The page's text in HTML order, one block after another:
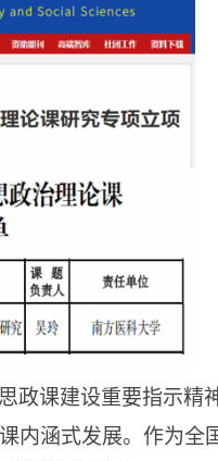
政课建设重要指示精
内涵式发展。作为全